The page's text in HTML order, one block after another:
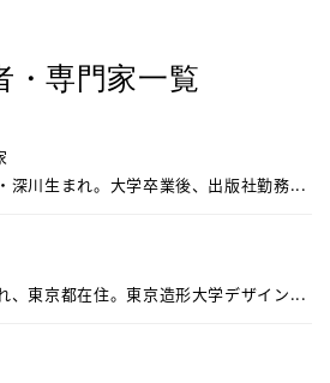
・専門家一覧
深川生まれ。大学卒業後、出版社勤務...
、東京都在住。東京造形大学デザイン...